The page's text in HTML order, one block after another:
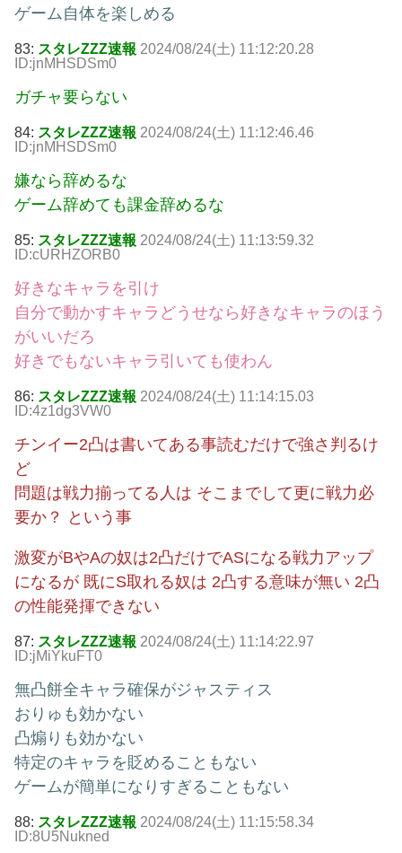
ゲーム自体を楽しめる
83: スタレZZZ速報 2024/08/24(土) 11:12:20.28
ID:jnMHSDSm0
ガチャ要らない
84: スタレZZZ速報 2024/08/24(土) 11:12:46.46
ID:jnMHSDSm0
嫌なら辞めるな
ゲーム辞めても課金辞めるな
85: スタレZZZ速報 2024/08/24(土) 11:13:59.32
ID:cURHZORB0
好きなキャラを引け
自分で動かすキャラどうせなら好きなキャラのほう
がいいだろ
好きでもないキャラ引いても使わん
86: スタレZZZ速報 2024/08/24(土) 11:14:15.03
ID:4z1dg3VW0
チンイー2凸は書いてある事読むだけで強さ判るけ
ど
問題は戦力揃ってる人は そこまでして更に戦力必
要か？ という事
激変がBやAの奴は2凸だけでASになる戦力アップ
になるが 既にS取れる奴は 2凸する意味が無い 2凸
の性能発揮できない
87: スタレZZZ速報 2024/08/24(土) 11:14:22.97
ID:jMiYkuFT0
無凸餅全キャラ確保がジャスティス
おりゅも効かない
凸煽りも効かない
特定のキャラを貶めることもない
ゲームが簡単になりすぎることもない
88: スタレZZZ速報 2024/08/24(土) 11:15:58.34
ID:8U5Nukned